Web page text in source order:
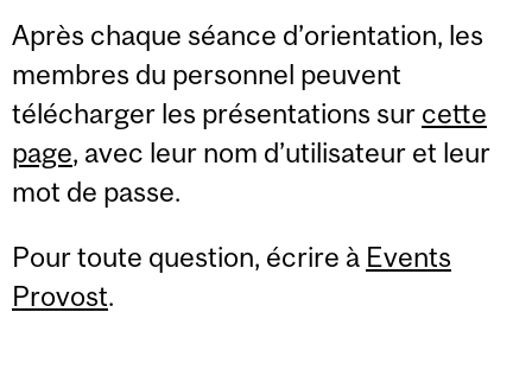
Après chaque séance d’orientation, les
membres du personnel peuvent
télécharger les présentations sur cette
page, avec leur nom d’utilisateur et leur
mot de passe.
Pour toute question, écrire à Events
Provost.